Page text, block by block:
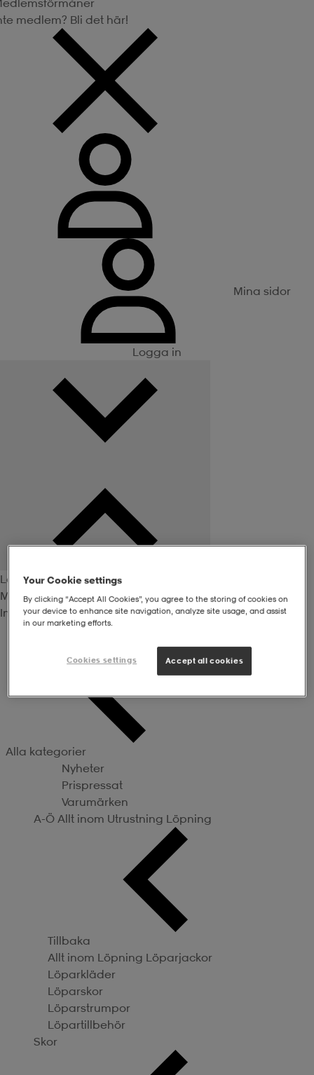
medlem? Bli det här!
Mina sidor
Logga in
Logga in
Medlemsförmåner
Inte medlem? Bli det här!
Utrustning
Alla kategorier
Nyheter
Prispressat
Varumärken
A-Ö Allt inom Utrustning Löpning
Tillbaka
Allt inom Löpning Löparjackor
Löparkläder
Löparskor
Löparstrumpor
Löpartillbehör
Skor
Your Cookie settings
By clicking “Accept All Cookies”, you agree to the storing of cookies on
your device to enhance site navigation, analyze site usage, and assist
in our marketing efforts.
Cookies settings Accept all cookies